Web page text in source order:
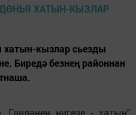
хатын-кызлар сьезды
Биредә безнең районнан
Гаиләнең нигезе - хатын"